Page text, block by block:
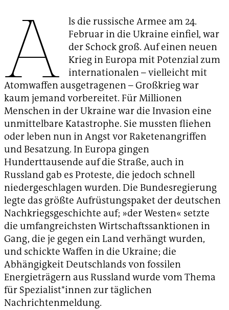
A
ls die russische Armee am 24.
Februar in die Ukraine einfiel, war
der Schock groß. Auf einen neuen
Krieg in Europa mit Potenzial zum
internationalen – vielleicht mit
Atomwaffen ausgetragenen – Großkrieg war
kaum jemand vorbereitet. Für Millionen
Menschen in der Ukraine war die Invasion eine
unmittelbare Katastrophe. Sie mussten fliehen
oder leben nun in Angst vor Raketenangriffen
und Besatzung. In Europa gingen
Hunderttausende auf die Straße, auch in
Russland gab es Proteste, die jedoch schnell
niedergeschlagen wurden. Die Bundesregierung
legte das größte Aufrüstungspaket der deutschen
Nachkriegsgeschichte auf; »der Westen« setzte
die umfangreichsten Wirtschaftssanktionen in
Gang, die je gegen ein Land verhängt wurden,
und schickte Waffen in die Ukraine; die
Abhängigkeit Deutschlands von fossilen
Energieträgern aus Russland wurde vom Thema
für Spezialist*innen zur täglichen
Nachrichtenmeldung.